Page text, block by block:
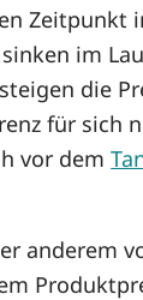
Zeitpunkt
im
die
für sich
vor dem
anderem